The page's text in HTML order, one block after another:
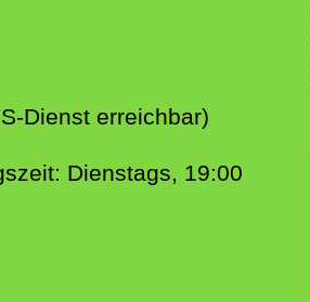
Dienst erreichbar)
Dienstags, 19:00